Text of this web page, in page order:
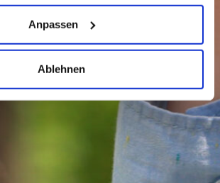
Anpassen
Ablehnen